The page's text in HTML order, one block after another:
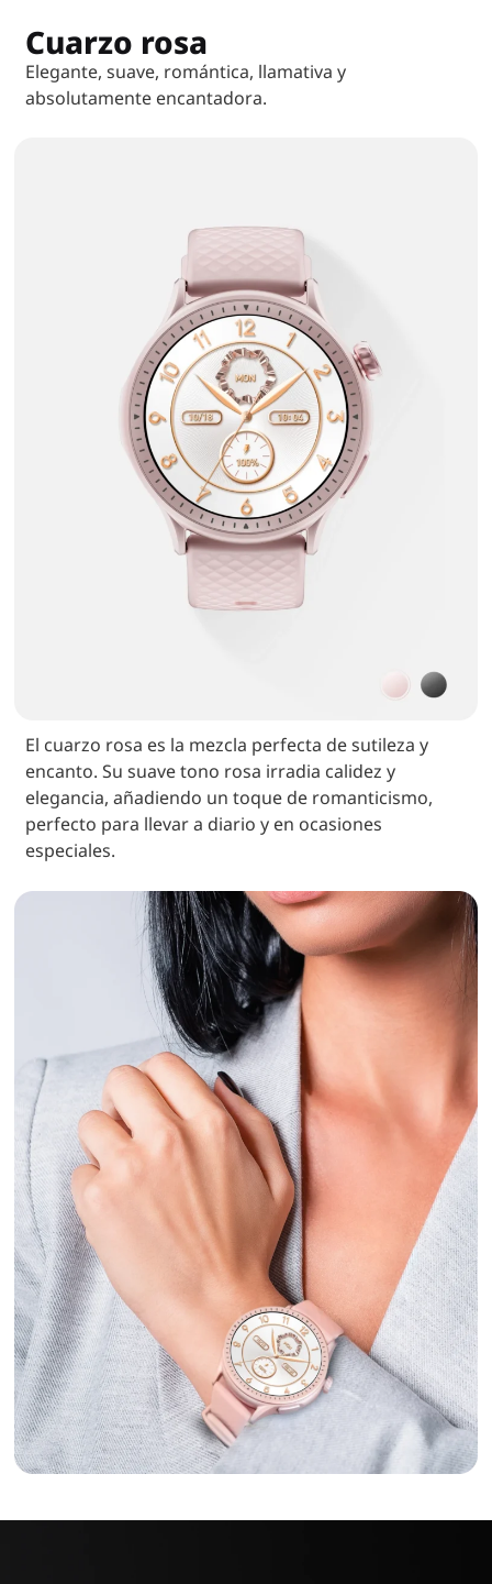
Cuarzo rosa
Elegante, suave, romántica, llamativa y
absolutamente encantadora.
El cuarzo rosa es la mezcla perfecta de sutileza y
encanto. Su suave tono rosa irradia calidez y
elegancia, añadiendo un toque de romanticismo,
perfecto para llevar a diario y en ocasiones
especiales.